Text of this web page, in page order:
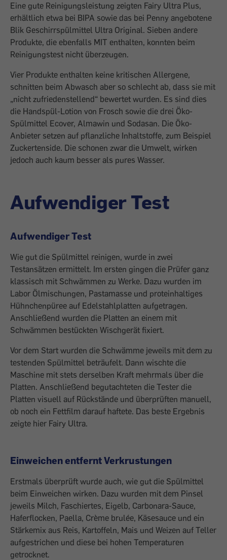
Eine gute Reinigungsleistung zeigten Fairy Ultra Plus,
erhältlich etwa bei BIPA sowie das bei Penny angebotene
Blik Geschirrspülmittel Ultra Original. Sieben andere
Produkte, die ebenfalls MIT enthalten, konnten beim
Reinigungstest nicht überzeugen.
Vier Produkte enthalten keine kritischen Allergene,
schnitten beim Abwasch aber so schlecht ab, dass sie mit
„nicht zufriedenstellend“ bewertet wurden. Es sind dies
die Handspül-Lotion von Frosch sowie die drei Öko-
Spülmittel Ecover, Almawin und Sodasan. Die Öko-
Anbieter setzen auf pflanzliche Inhaltstoffe, zum Beispiel
Zuckertenside. Die schonen zwar die Umwelt, wirken
jedoch auch kaum besser als pures Wasser.
Aufwendiger Test
Aufwendiger Test
Wie gut die Spülmittel reinigen, wurde in zwei
Testansätzen ermittelt. Im ersten gingen die Prüfer ganz
klassisch mit Schwämmen zu Werke. Dazu wurden im
Labor Ölmischungen, Pastamasse und proteinhaltiges
Hühnchenpüree auf Edelstahlplatten aufgetragen.
Anschließend wurden die Platten an einem mit
Schwämmen bestückten Wischgerät fixiert.
Vor dem Start wurden die Schwämme jeweils mit dem zu
testenden Spülmittel beträufelt. Dann wischte die
Maschine mit stets derselben Kraft mehrmals über die
Platten. Anschließend begutachteten die Tester die
Platten visuell auf Rückstände und überprüften manuell,
ob noch ein Fettfilm darauf haftete. Das beste Ergebnis
zeigte hier Fairy Ultra.
Einweichen entfernt Verkrustungen
Erstmals überprüft wurde auch, wie gut die Spülmittel
beim Einweichen wirken. Dazu wurden mit dem Pinsel
jeweils Milch, Faschiertes, Eigelb, Carbonara-Sauce,
Haferflocken, Paella, Crème brulée, Käsesauce und ein
Stärkemix aus Reis, Kartoffeln, Mais und Weizen auf Teller
aufgestrichen und diese bei hohen Temperaturen
getrocknet.